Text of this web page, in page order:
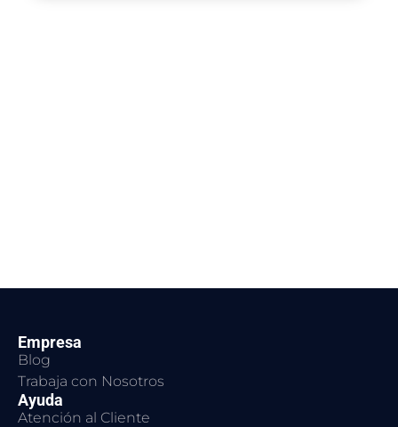
Empresa
Blog
Trabaja con Nosotros
Ayuda
Atención al Cliente